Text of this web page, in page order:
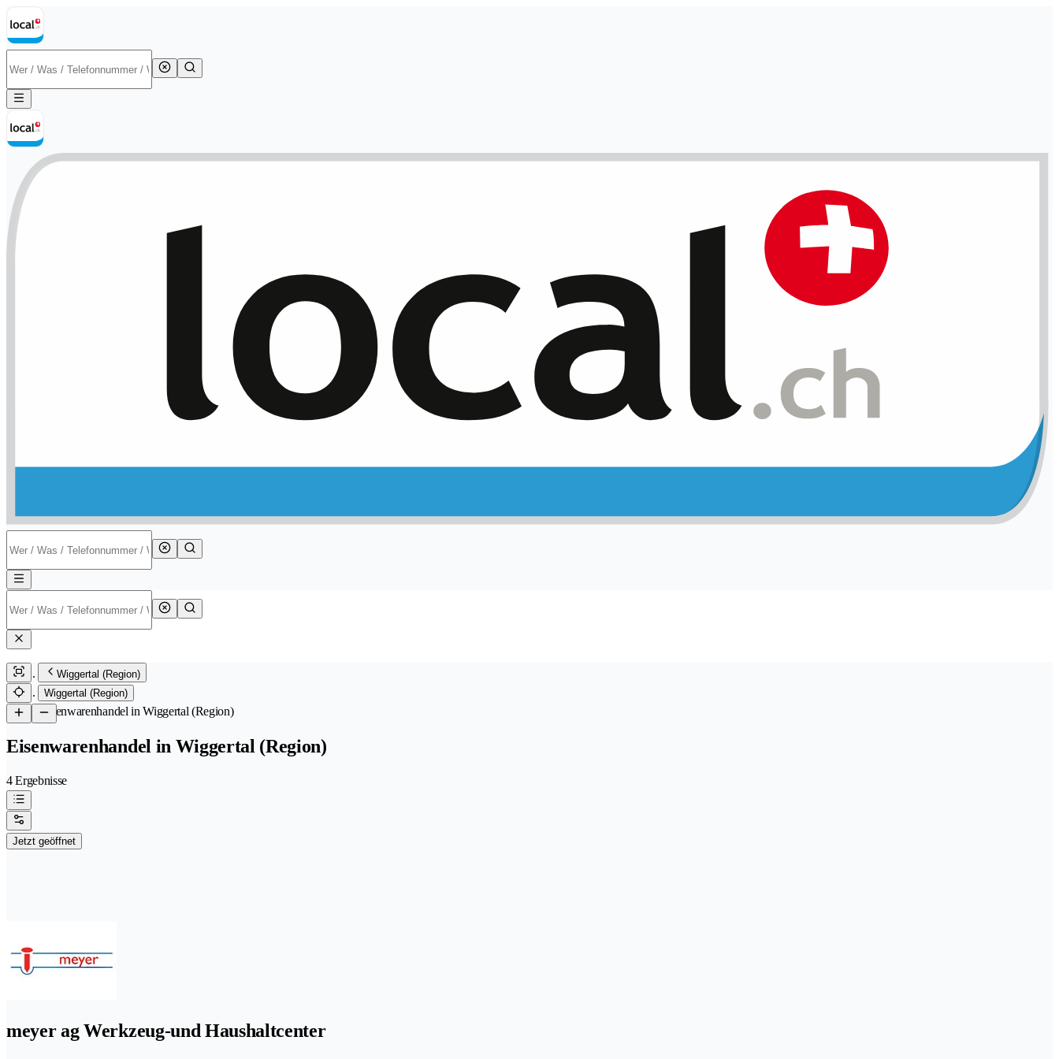
Wiggertal (Region)
Wiggertal (Region)
/Eisenwarenhandel in Wiggertal (Region)
Eisenwarenhandel in Wiggertal (Region)
4 Ergebnisse
Jetzt geöffnet
meyer ag Werkzeug-und Haushaltcenter